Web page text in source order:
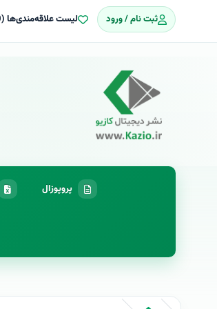
ثبت نام / ورود لیست علاقه‌مندی‌ها (0)
پروپوزال